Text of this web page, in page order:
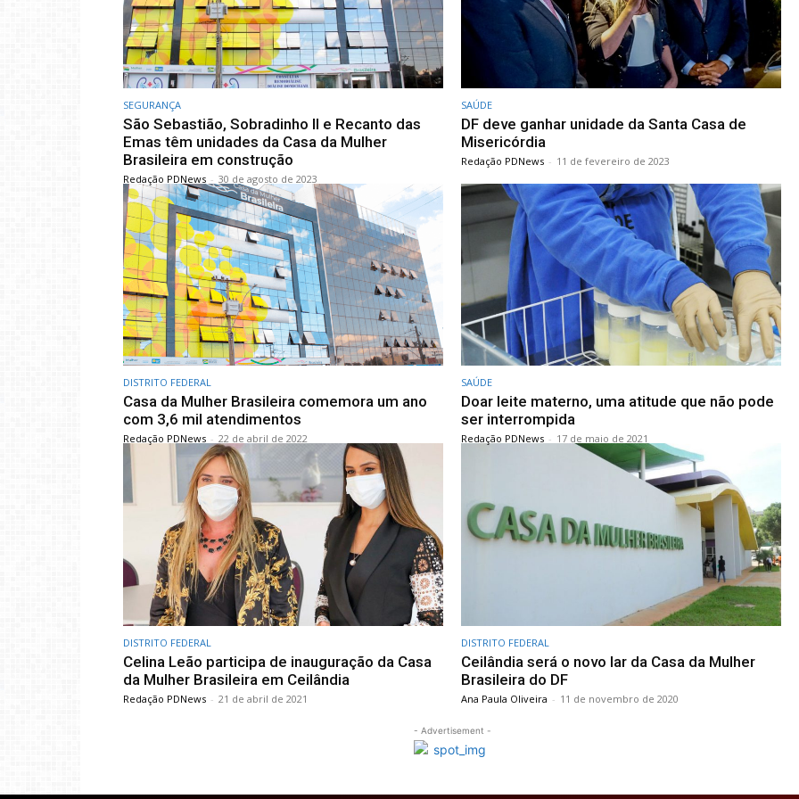
SEGURANÇA
São Sebastião, Sobradinho II e Recanto das
Emas têm unidades da Casa da Mulher
Brasileira em construção
Redação PDNews - 30 de agosto de 2023
SAÚDE
DF deve ganhar unidade da Santa Casa de
Misericórdia
Redação PDNews - 11 de fevereiro de 2023
DISTRITO FEDERAL
Casa da Mulher Brasileira comemora um ano
com 3,6 mil atendimentos
Redação PDNews - 22 de abril de 2022
SAÚDE
Doar leite materno, uma atitude que não pode
ser interrompida
Redação PDNews - 17 de maio de 2021
DISTRITO FEDERAL
Celina Leão participa de inauguração da Casa
da Mulher Brasileira em Ceilândia
Redação PDNews - 21 de abril de 2021
DISTRITO FEDERAL
Ceilândia será o novo lar da Casa da Mulher
Brasileira do DF
Ana Paula Oliveira - 11 de novembro de 2020
- Advertisement -